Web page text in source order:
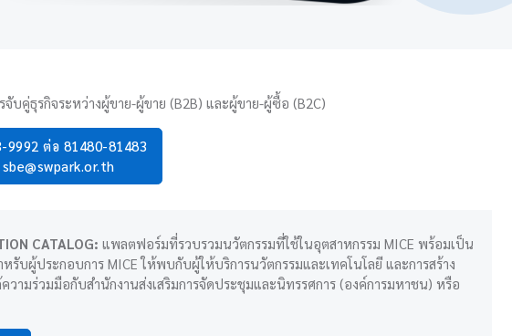
จับคู่ธุรกิจระหว่างผู้ขาย-ผู้ขาย (B2B) และผู้ขาย-ผู้ซื้อ (B2C)
9992 ต่อ 81480-81483
CATALOG: แพลตฟอร์มที่รวบรวมนวัตกรรมที่ใช้ในอุตสาหกรรม MICE พร้อมเป็น
รับผู้ประกอบการ MICE ให้พบกับผู้ให้บริการนวัตกรรมและเทคโนโลยี และการสร้าง
ความร่วมมือกับสำนักงานส่งเสริมการจัดประชุมและนิทรรศการ (องค์การมหาชน) หรือ